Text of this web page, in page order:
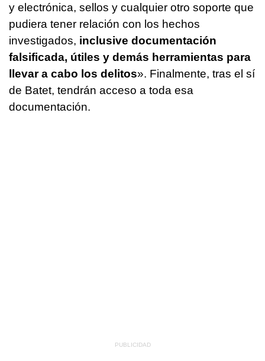
y electrónica, sellos y cualquier otro soporte que
pudiera tener relación con los hechos
investigados, inclusive documentación
falsificada, útiles y demás herramientas para
llevar a cabo los delitos». Finalmente, tras el sí
de Batet, tendrán acceso a toda esa
documentación.